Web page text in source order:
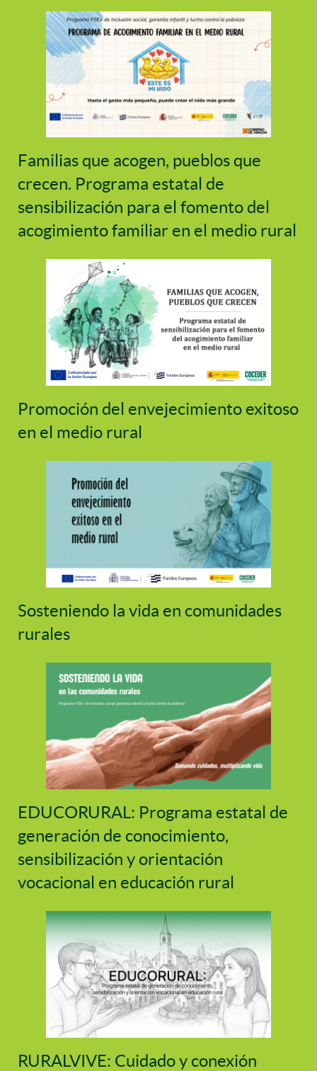
Familias que acogen, pueblos que
crecen. Programa estatal de
sensibilización para el fomento del
acogimiento familiar en el medio rural
Promoción del envejecimiento exitoso
en el medio rural
Sosteniendo la vida en comunidades
rurales
EDUCORURAL: Programa estatal de
generación de conocimiento,
sensibilización y orientación
vocacional en educación rural
RURALVIVE: Cuidado y conexión